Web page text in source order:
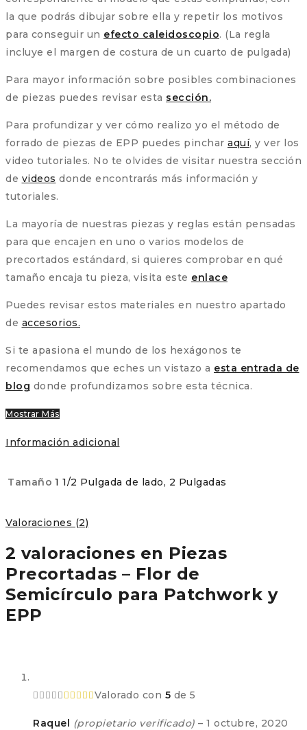
la que podrás dibujar sobre ella y repetir los motivos
para conseguir un efecto caleidoscopio. (La regla
incluye el margen de costura de un cuarto de pulgada)
Para mayor información sobre posibles combinaciones
de piezas puedes revisar esta sección.
Para profundizar y ver cómo realizo yo el método de
forrado de piezas de EPP puedes pinchar aquí, y ver los
video tutoriales. No te olvides de visitar nuestra sección
de videos donde encontrarás más información y
tutoriales.
La mayoría de nuestras piezas y reglas están pensadas
para que encajen en uno o varios modelos de
precortados estándard, si quieres comprobar en qué
tamaño encaja tu pieza, visita este enlace
Puedes revisar estos materiales en nuestro apartado
de accesorios.
Si te apasiona el mundo de los hexágonos te
recomendamos que eches un vistazo a esta entrada de
blog donde profundizamos sobre esta técnica.
Mostrar Más
Información adicional
Tamaño 1 1/2 Pulgada de lado, 2 Pulgadas
Valoraciones (2)
2 valoraciones en Piezas
Precortadas – Flor de
Semicírculo para Patchwork y
EPP
Valorado con 5 de 5
Raquel (propietario verificado) – 1 octubre, 2020